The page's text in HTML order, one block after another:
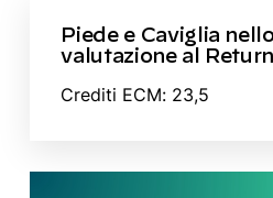
Piede e Caviglia
valutazione al
Crediti ECM: 23,5